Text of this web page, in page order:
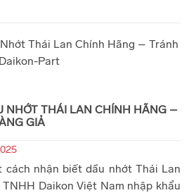
NHỚT THÁI LAN CHÍNH HÃNG –
GIẢ
nhận biết dầu nhớt Thái Lan
Daikon Việt Nam nhập khẩu